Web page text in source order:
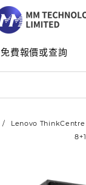
免費報價或查詢
Lenovo ThinkCentre